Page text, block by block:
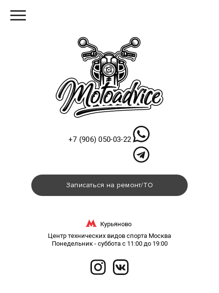
+7 (906) 050-03-22
Записаться на ремонт/ТО
Курьяново
Центр технических видов спорта Москва
Понедельник - суббота с 11:00 до 19:00
Меню